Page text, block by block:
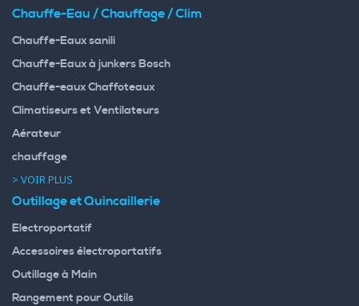
Chauffe-Eau / Chauffage / Clim
Chauffe-Eaux sanili
Chauffe-Eaux à junkers Bosch
Chauffe-eaux Chaffoteaux
Climatiseurs et Ventilateurs
Aérateur
chauffage
> VOIR PLUS
Outillage et Quincaillerie
Electroportatif
Accessoires électroportatifs
Outillage à Main
Rangement pour Outils